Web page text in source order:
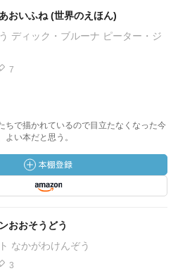
おいふね (世界のえほん)
ディック・ブルーナ ピーター・ジ
7
ちで描かれているので目立たなくなった今
よい本だと思う。
おおそうどう
なかがわけんぞう
3